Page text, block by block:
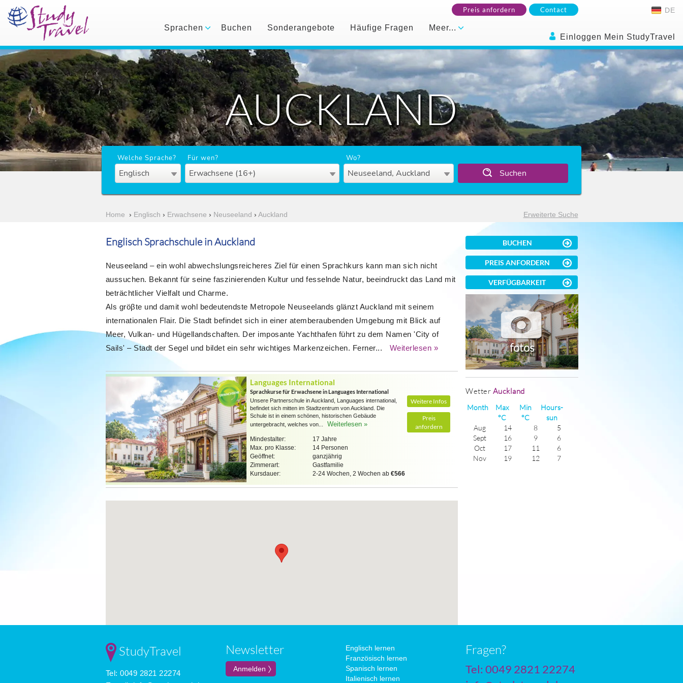
Preis anfordern Contact DE
Einloggen Mein StudyTravel
Sprachen Buchen Sonderangebote Häufige Fragen Meer...
AUCKLAND
Welche Sprache?
Englisch
Für wen?
Erwachsene (16+)
Wo?
Neuseeland, Auckland Suchen
Home › Englisch › Erwachsene › Neuseeland › Auckland Erweiterte Suche
Englisch Sprachschule in Auckland
Neuseeland – ein wohl abwechslungsreicheres Ziel für einen Sprachkurs kann man sich nicht
aussuchen. Bekannt für seine faszinierenden Kultur und fesselnde Natur, beeindruckt das Land mit
beträchtlicher Vielfalt und Charme.
Als gröβte und damit wohl bedeutendste Metropole Neuseelands glänzt Auckland mit seinem
internationalen Flair. Die Stadt befindet sich in einer atemberaubenden Umgebung mit Blick auf
Meer, Vulkan- und Hügellandschaften. Der imposante Yachthafen führt zu dem Namen 'City of
Sails' – Stadt der Segel und bildet ein sehr wichtiges Markenzeichen. Ferner...
Weiterlesen »
Languages International
Sprachkurse für Erwachsene in Languages International
Weitere Infos
Preis
anfordern
Unsere Partnerschule in Auckland, Languages international,
befindet sich mitten im Stadtzentrum von Auckland. Die
Schule ist in einem schönen, historischen Gebäude
untergebracht, welches von...
Weiterlesen »
Mindestalter:
17 Jahre
Max. pro Klasse:
14 Personen
Geöffnet:
ganzjährig
Zimmerart:
Gastfamilie
Kursdauer:
2-24 Wochen, 2 Wochen ab €566
BUCHEN
PREIS ANFORDERN
VERFÜGBARKEIT
fotos
Wetter Auckland
Month
Max
°C
Min
°C
Hours-
sun
Aug
14 8
5
Sept
16 9
6
Oct
17 11
6
Nov
19 12
7
StudyTravel
Tel: 0049 2821 22274
Newsletter
Englisch lernen
Französisch lernen
Spanisch lernen
Italienisch lernen
Fragen?
Tel: 0049 2821 22274